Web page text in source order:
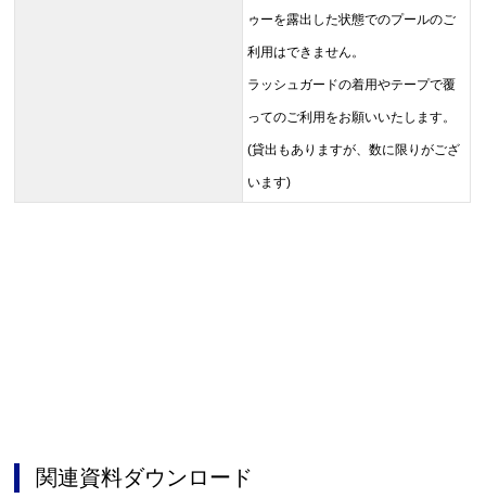
ゥーを露出した状態でのプールのご
利用はできません。
ラッシュガードの着用やテープで覆
ってのご利用をお願いいたします。
(貸出もありますが、数に限りがござ
います)
関連資料ダウンロード